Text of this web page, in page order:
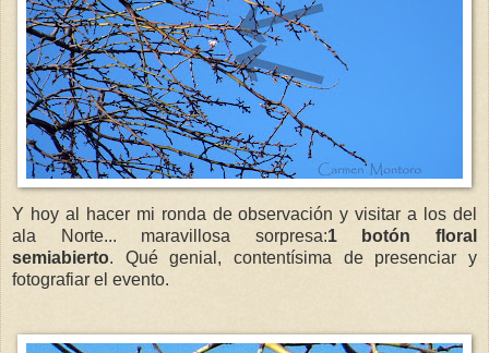
Y hoy al hacer mi ronda de observación y visitar a los del
ala Norte... maravillosa sorpresa:1 botón floral
semiabierto. Qué genial, contentísima de presenciar y
fotografiar el evento.